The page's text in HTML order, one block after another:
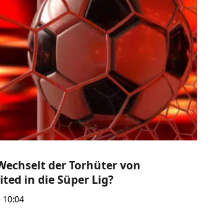
der Torhüter von
in die Süper Lig?
10:04